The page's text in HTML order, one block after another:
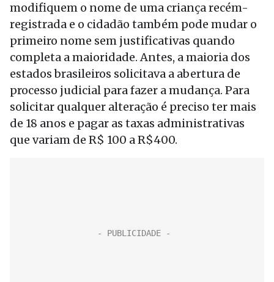
modifiquem o nome de uma criança recém-
registrada e o cidadão também pode mudar o
primeiro nome sem justificativas quando
completa a maioridade. Antes, a maioria dos
estados brasileiros solicitava a abertura de
processo judicial para fazer a mudança. Para
solicitar qualquer alteração é preciso ter mais
de 18 anos e pagar as taxas administrativas
que variam de R$ 100 a R$400.